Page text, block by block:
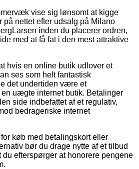
vise sig lønsomt at kigge
på nettet efter udsalg på Milano
inden du placerer ordren,
med at få fat i den mest attraktive
hvis en online butik udlover et
ses som helt fantastisk
det undertiden være et
en uægte internet butik. Betalinger
side indbefattet af et regulativ,
bedrageriske internet
køb med betalingskort eller
bør du drage nytte af et tilbud
efterspørger at honorere pengene